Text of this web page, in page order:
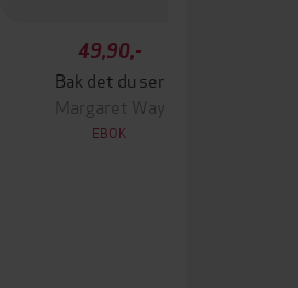
49,90,-
Bak det du ser
Margaret Way
EBOK